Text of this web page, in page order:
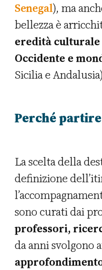
Senegal), ma
bellezza è
eredità
Occidente e
Sicilia e
Perché partire
La scelta della
definizione
sono curati dai
professori,
da anni svolgono